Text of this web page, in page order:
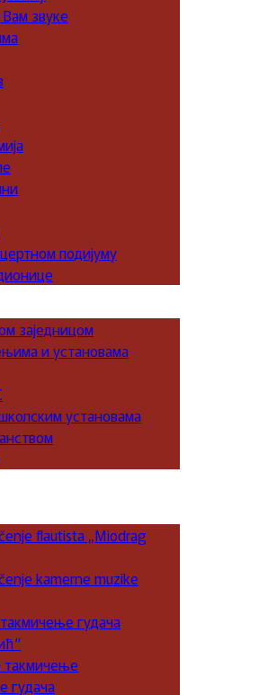
звуке
подијуму
заједницом
и установама
установама
flautista „Miodrag
kamerne muzike
гудача
такмичење
гудача